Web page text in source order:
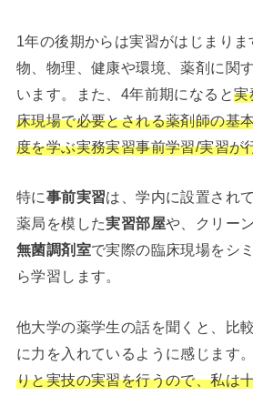
1年の後期からは実習がはじまり
物、物理、健康や環境、薬剤に関
います。また、4年前期になると実
床現場で必要とされる薬剤師の基
度を学ぶ実務実習事前学習/実習が
特に事前実習は、学内に設置され
薬局を模した実習部屋や、クリー
無菌調剤室で実際の臨床現場をシ
ら学習します。
他大学の薬学生の話を聞くと、比
に力を入れているように感じます。
りと実技の実習を行うので、私は